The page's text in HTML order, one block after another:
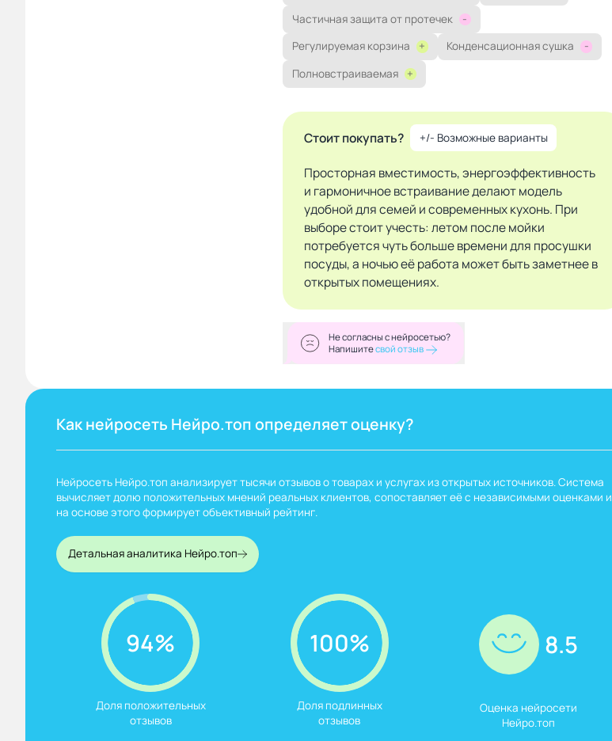
Частичная защита от протечек
-
Регулируемая корзина
+ Конденсационная сушка
-
Полновстраиваемая
+
Стоит покупать? +/- Возможные варианты
Просторная вместимость, энергоэффективность
и гармоничное встраивание делают модель
удобной для семей и современных кухонь. При
выборе стоит учесть: летом после мойки
потребуется чуть больше времени для просушки
посуды, а ночью её работа может быть заметнее в
открытых помещениях.
Не согласны с нейросетью?
Напишитесвой отзыв
Как нейросеть Нейро.топ определяет оценку?
Нейросеть Нейро.топ анализирует тысячи отзывов о товарах и услугах из открытых источников. Система
вычисляет долю положительных мнений реальных клиентов, сопоставляет её с независимыми оценками и
на основе этого формирует объективный рейтинг.
Детальная аналитика Нейро.топ
94%
Доля положительных
отзывов
100%
Доля подлинных
отзывов
8.5
Оценка нейросети
Нейро.топ